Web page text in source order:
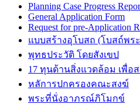
Planning Case Progress
General Application Form
Request for pre-Application
แบบสร้างอุโบสถ (โบสถ์พร
พุทธประวัติ โดยสังเขป
17 ทุนด้านสิ่งแวดล้อม เพื่
หลัการปกครองคณะสงฆ์
พระที่นั่งอาภรณ์ภิโมกข์